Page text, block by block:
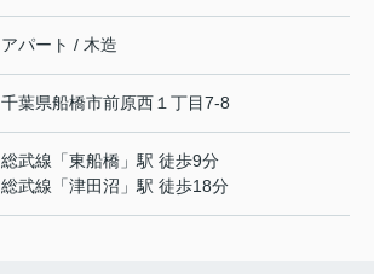
アパート / 木造
千葉県船橋市前原西１丁目7-8
総武線 「東船橋 」駅 徒歩9分
総武線 「津田沼 」駅 徒歩18分